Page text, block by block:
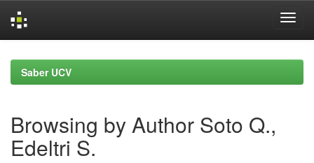
navigationSaber UCV
Browsing by Author Soto Q.,
Edeltri S.